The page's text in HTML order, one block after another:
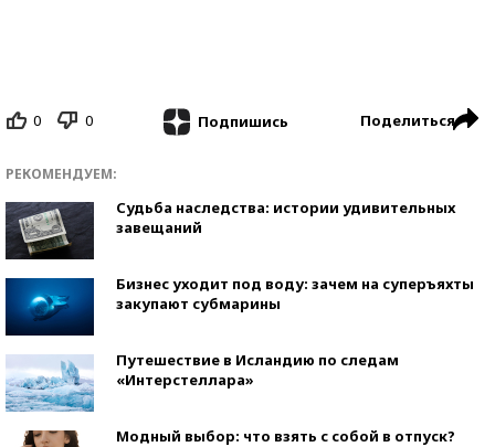
0 0 Подпишись Поделиться
РЕКОМЕНДУЕМ:
Судьба наследства: истории удивительных
завещаний
Бизнес уходит под воду: зачем на суперъяхты
закупают субмарины
Путешествие в Исландию по следам
«Интерстеллара»
Модный выбор: что взять с собой в отпуск?